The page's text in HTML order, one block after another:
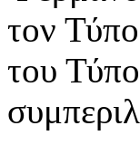
τον
του